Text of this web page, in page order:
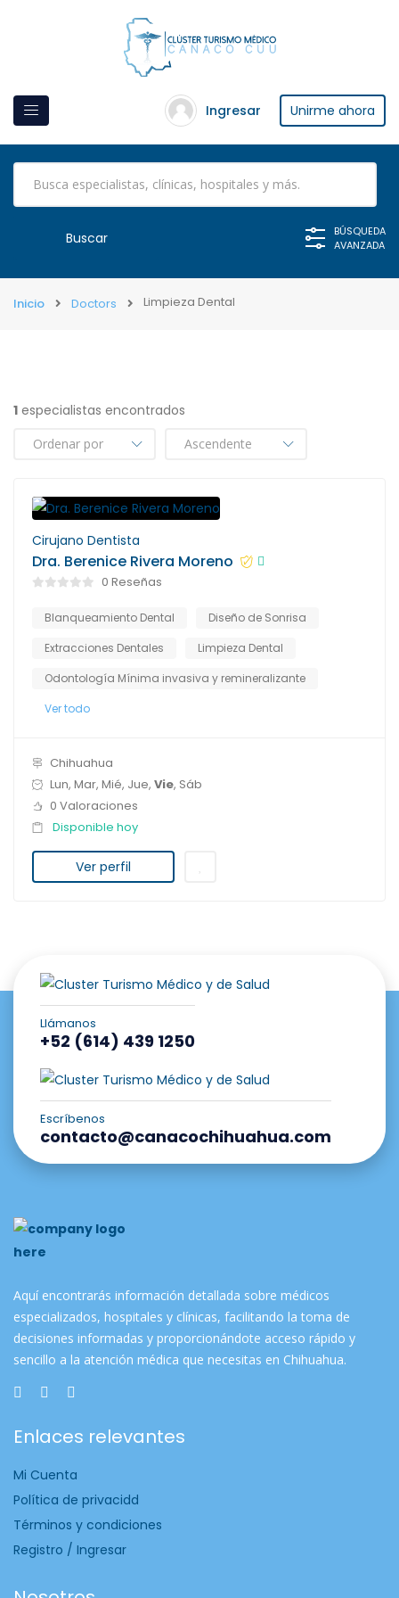
Ingresar Unirme ahora
BÚSQUEDA
AVANZADA
Inicio Doctors Limpieza Dental
1 especialistas encontrados
Cirujano Dentista
Dra. Berenice Rivera Moreno
0 Reseñas
Blanqueamiento Dental
Diseño de Sonrisa
Extracciones Dentales
Limpieza Dental
Odontología Mínima invasiva y remineralizante
Ver todo
Chihuahua
Lun, Mar, Mié, Jue, Vie, Sáb
0 Valoraciones
Disponible hoy
Ver perfil
Llámanos
+52 (614) 439 1250
Escríbenos
contacto@canacochihuahua.com
Aquí encontrarás información detallada sobre médicos
especializados, hospitales y clínicas, facilitando la toma de
decisiones informadas y proporcionándote acceso rápido y
sencillo a la atención médica que necesitas en Chihuahua.
Enlaces relevantes
Mi Cuenta
Política de privacidd
Términos y condiciones
Registro / Ingresar